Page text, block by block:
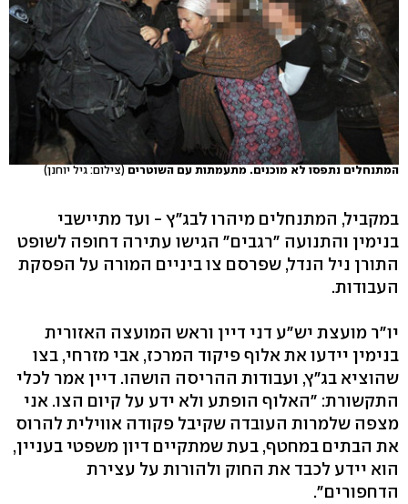
המתנחלים נתפסו לא מוכנים. מתעמתות עם השוטרים (צילום: גיל יוחנן)
במקביל, המתנחלים מיהרו לבג"ץ - ועד מתיישבי
בנימין והתנועה "רגבים" הגישו עתירה דחופה לשופט
התורן ניל הנדל, שפרסם צו ביניים המורה על הפסקת
העבודות.
יו"ר מועצת יש"ע דני דיין וראש המועצה האזורית
בנימין יידעו את אלוף פיקוד המרכז, אבי מזרחי, בצו
שהוציא בג"ץ, ועבודות ההריסה הושהו. דיין אמר לכלי
התקשורת: "האלוף הופתע ולא ידע על קיום הצו. אני
מצפה שלמרות העובדה שקיבל פקודה אווילית להרוס
את הבתים במחטף, בעת שמתקיים דיון משפטי בעניין,
הוא יידע לכבד את החוק ולהורות על עצירת
הדחפורים".